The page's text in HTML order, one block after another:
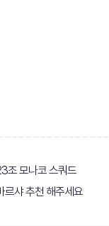
조 모나코 스쿼드
르샤 추천 해주세요